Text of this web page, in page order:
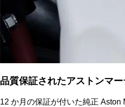
品質保証されたアストンマ
12 か月の保証が付いた純正 Aston